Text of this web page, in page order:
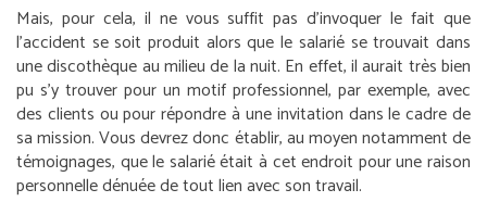
Mais, pour cela, il ne vous suffit pas d’invoquer le fait que
l’accident se soit produit alors que le salarié se trouvait dans
une discothèque au milieu de la nuit. En effet, il aurait très bien
pu s’y trouver pour un motif professionnel, par exemple, avec
des clients ou pour répondre à une invitation dans le cadre de
sa mission. Vous devrez donc établir, au moyen notamment de
témoignages, que le salarié était à cet endroit pour une raison
personnelle dénuée de tout lien avec son travail.